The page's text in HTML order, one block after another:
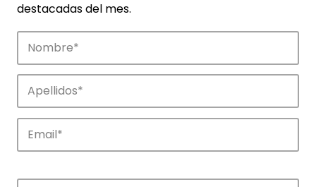
Empresas
Descubre las empresas que impulsan la
innovación en los parques de APTE.
destacadas del mes.